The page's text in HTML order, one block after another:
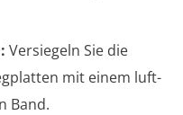
Versiegeln Sie die
mit einem luft-
Band.